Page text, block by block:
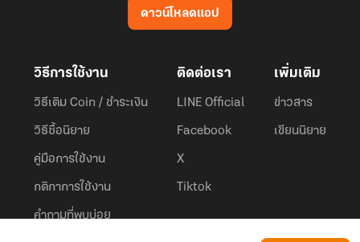
ดาวน์โหลดแอป
วิธีการใช้งาน
วิธีเติม Coin / ชำระเงิน
วิธีซื้อนิยาย
คู่มือการใช้งาน
กติกาการใช้งาน
คำถามที่พบบ่อย
ติดต่อเรา
LINE Official
Facebook
X
Tiktok
เพิ่มเติม
ข่าวสาร
เขียนนิยาย